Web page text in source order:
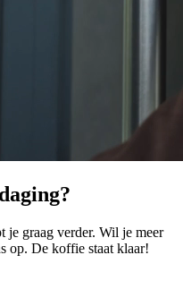
je graag verder. Wil je meer
op. De koffie staat klaar!